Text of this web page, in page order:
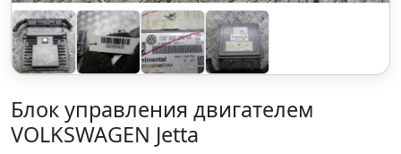
Блок управления двигателем
VOLKSWAGEN Jetta